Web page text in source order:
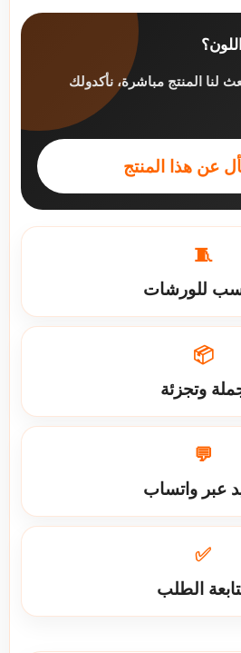
لنا المنتج مباشرة، نأكدولك
عن هذا المنتج
🧵
للورشات
📦
وتجزئة
💬
عبر واتساب
✅
الطلب